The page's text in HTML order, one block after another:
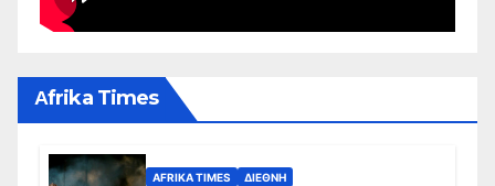
Αfrika Times
AFRIKA TIMES ΔΙΕΘΝΉ